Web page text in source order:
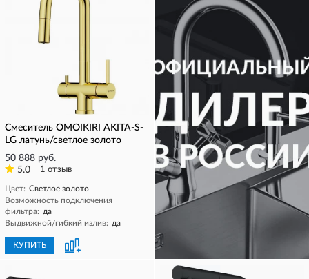
Смеситель OMOIKIRI AKITA-S-
LG латунь/светлое золото
50 888 руб.
5.0
1 отзыв
Цвет: Светлое золото
Возможность подключения
фильтра: да
Выдвижной/гибкий излив: да
КУПИТЬ